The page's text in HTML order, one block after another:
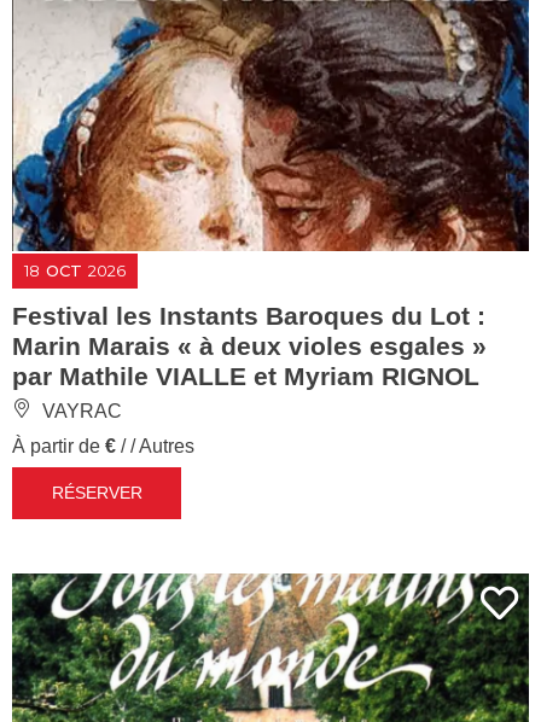
18 OCT 2026
Festival les Instants Baroques du Lot :
Marin Marais « à deux violes esgales »
par Mathile VIALLE et Myriam RIGNOL
VAYRAC
À partir de € / / Autres
RÉSERVER